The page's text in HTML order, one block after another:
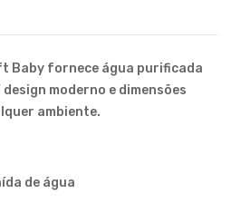
Baby fornece água purificada
moderno e dimensões
ambiente.
de água